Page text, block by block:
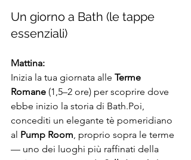
Un giorno a Bath (le tappe
essenziali)
Mattina:
Inizia la tua giornata alle Terme
Romane (1,5–2 ore) per scoprire dove
ebbe inizio la storia di Bath.Poi,
concediti un elegante tè pomeridiano
al Pump Room , proprio sopra le terme
— uno dei luoghi più raffinati della